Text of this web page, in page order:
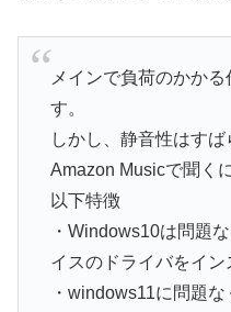
メインで負荷のかか
す。
しかし、静音性はす
Amazon Musicで聞く
以下特徴
・Windows10は問題
イスのドライバをイン
・windows11に問題